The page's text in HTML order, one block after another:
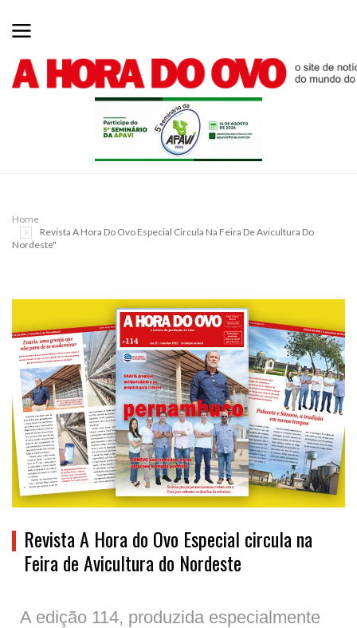
Home
Revista A Hora Do Ovo Especial Circula Na Feira De Avicultura Do
Nordeste"
Revista A Hora do Ovo Especial circula na
Feira de Avicultura do Nordeste
A edição 114, produzida especialmente